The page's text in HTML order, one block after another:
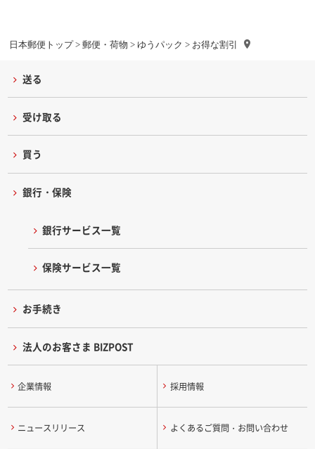
日本郵便トップ> 郵便・荷物 > ゆうパック > お得な割引
送る
受け取る
買う
銀行・保険
銀行サービス一覧
保険サービス一覧
お手続き
法人のお客さま BIZPOST
企業情報 採用情報
ニュースリリース よくあるご質問・お問い合わせ